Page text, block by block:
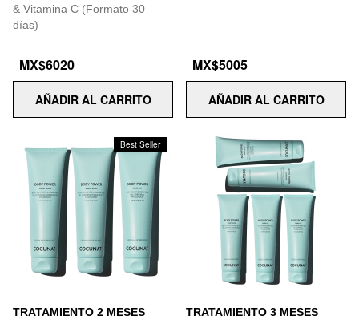
& Vitamina C (Formato 30
días)
MX$6020
AÑADIR AL CARRITO
MX$5005
AÑADIR AL CARRITO
Best Seller
TRATAMIENTO 2 MESES
TRATAMIENTO 3 MESES